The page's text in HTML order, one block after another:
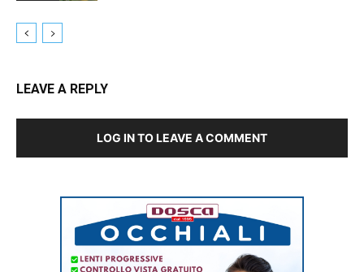
LEAVE A REPLY
LOG IN TO LEAVE A COMMENT